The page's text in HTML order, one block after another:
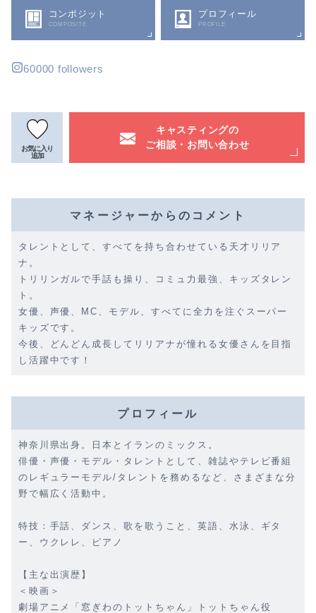
コンポジット
COMPOSITE
プロフィール
PROFILE
60000 followers
お気に入り
追加
キャスティングの
ご相談・お問い合わせ
マネージャーからのコメント
タレントとして、すべてを持ち合わせている天才リリア
ナ。
トリリンガルで手話も操り、コミュ力最強、キッズタレン
ト。
女優、声優、MC、モデル、すべてに全力を注ぐスーパー
キッズです。
今後、どんどん成長してリリアナが憧れる女優さんを目指
し活躍中です！
プロフィール
神奈川県出身。日本とイランのミックス。
俳優・声優・モデル・タレントとして、雑誌やテレビ番組
のレギュラーモデル/タレントを務めるなど、さまざまな分
野で幅広く活動中。
特技：手話、ダンス、歌を歌うこと、英語、水泳、ギタ
ー、ウクレレ、ピアノ
【主な出演歴】
＜映画＞
劇場アニメ「窓ぎわのトットちゃん」トットちゃん役